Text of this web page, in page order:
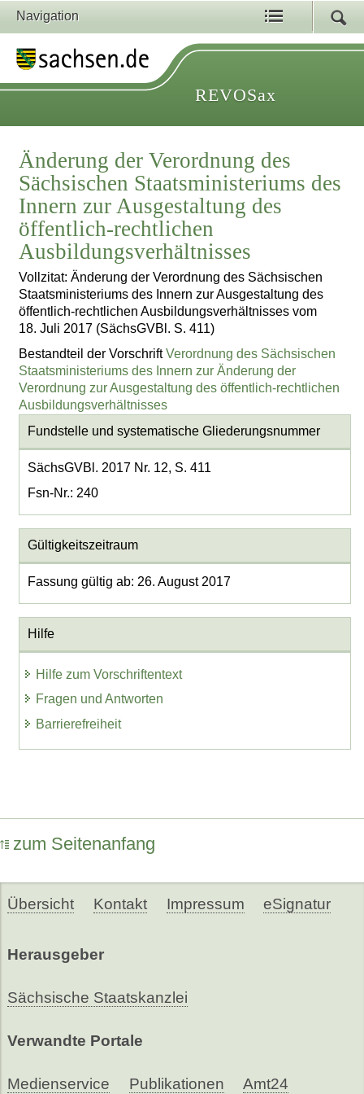
Navigation
REVOSax
Änderung der Verordnung des
Sächsischen Staatsministeriums des
Innern zur Ausgestaltung des
öffentlich-rechtlichen
Ausbildungsverhältnisses
Vollzitat: Änderung der Verordnung des Sächsischen
Staatsministeriums des Innern zur Ausgestaltung des
öffentlich-rechtlichen Ausbildungsverhältnisses vom
18. Juli 2017 (SächsGVBl. S. 411)
Bestandteil der VorschriftVerordnung des Sächsischen
Staatsministeriums des Innern zur Änderung der
Verordnung zur Ausgestaltung des öffentlich-rechtlichen
Ausbildungsverhältnisses
Fundstelle und systematische Gliederungsnummer
SächsGVBl. 2017 Nr. 12, S. 411
Fsn-Nr.: 240
Gültigkeitszeitraum
Fassung gültig ab: 26. August 2017
Hilfe
Hilfe zum Vorschriftentext
Fragen und Antworten
Barrierefreiheit
zum Seitenanfang
Übersicht Kontakt Impressum eSignatur
Herausgeber
Sächsische Staatskanzlei
Verwandte Portale
Medienservice Publikationen Amt24